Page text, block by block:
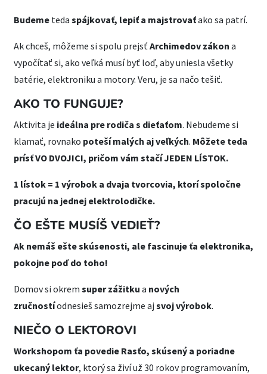
Budeme teda spájkovať, lepiť a majstrovaťako sa patrí.
Ak chceš, môžeme si spolu prejsťArchimedov zákon a
vypočítať si, ako veľká musí byť loď, aby uniesla všetky
batérie, elektroniku a motory. Veru, je sa načo tešiť.
AKO TO FUNGUJE?
Aktivita je ideálna pre rodiča s dieťaťom. Nebudeme si
klamať, rovnako poteší malých aj veľkých. Môžete teda
prísť VO DVOJICI, pričom vám stačí JEDEN LÍSTOK.
1 lístok = 1 výrobok a dvaja tvorcovia, ktorí spoločne
pracujú na jednej elektrolodičke.
ČO EŠTE MUSÍŠ VEDIEŤ?
Ak nemáš ešte skúsenosti, ale fascinuje ťa elektronika,
pokojne poď do toho!
Domov si okrem super zážitku a nových
zručnostíodnesieš samozrejme aj svoj výrobok.
NIEČO O LEKTOROVI
Workshopom ťa povedie Rasťo, skúsený a poriadne
ukecaný lektor, ktorý sa živí už 30 rokov programovaním,